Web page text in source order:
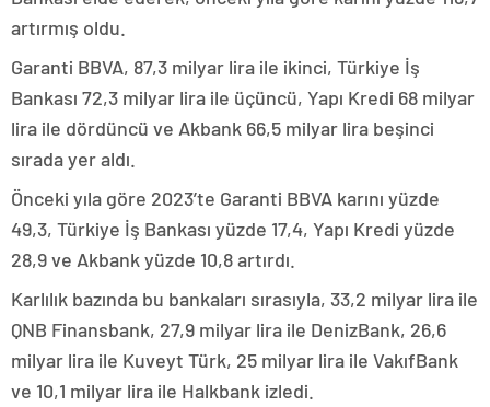
artırmış oldu.
Garanti BBVA, 87,3 milyar lira ile ikinci, Türkiye İş
Bankası 72,3 milyar lira ile üçüncü, Yapı Kredi 68 milyar
lira ile dördüncü ve Akbank 66,5 milyar lira beşinci
sırada yer aldı.
Önceki yıla göre 2023’te Garanti BBVA karını yüzde
49,3, Türkiye İş Bankası yüzde 17,4, Yapı Kredi yüzde
28,9 ve Akbank yüzde 10,8 artırdı.
Karlılık bazında bu bankaları sırasıyla, 33,2 milyar lira ile
QNB Finansbank, 27,9 milyar lira ile DenizBank, 26,6
milyar lira ile Kuveyt Türk, 25 milyar lira ile VakıfBank
ve 10,1 milyar lira ile Halkbank izledi.